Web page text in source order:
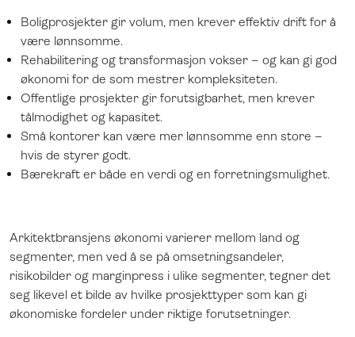
Boligprosjekter gir volum, men krever effektiv drift for å
være lønnsomme.
Rehabilitering og transformasjon vokser – og kan gi god
økonomi for de som mestrer kompleksiteten.
Offentlige prosjekter gir forutsigbarhet, men krever
tålmodighet og kapasitet.
Små kontorer kan være mer lønnsomme enn store –
hvis de styrer godt.
Bærekraft er både en verdi og en forretningsmulighet.
Arkitektbransjens økonomi varierer mellom land og
segmenter, men ved å se på omsetningsandeler,
risikobilder og marginpress i ulike segmenter, tegner det
seg likevel et bilde av hvilke prosjekttyper som kan gi
økonomiske fordeler under riktige forutsetninger.